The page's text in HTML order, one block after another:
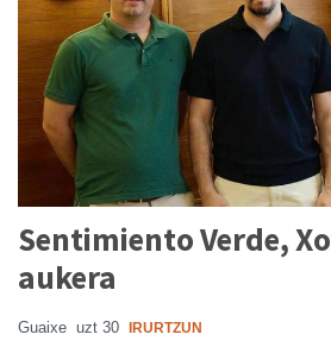
Sentimiento Verde,
aukera
Guaixe uzt 30 IRURTZUN